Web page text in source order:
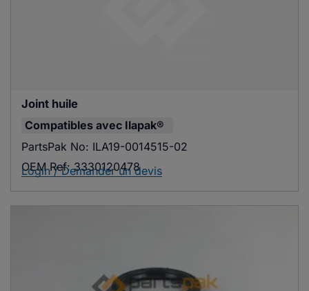
Joint huile
Compatibles avec Ilapak®
PartsPak No: ILA19-0014515-02
OEM Ref: 3330120478
Login / Demander un devis